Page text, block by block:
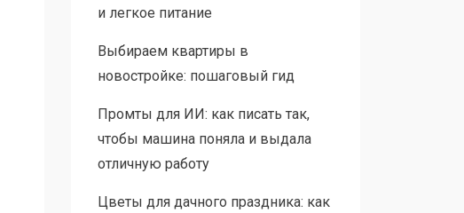
и легкое питание
Выбираем квартиры в
новостройке: пошаговый гид
Промты для ИИ: как писать так,
чтобы машина поняла и выдала
отличную работу
Цветы для дачного праздника: как